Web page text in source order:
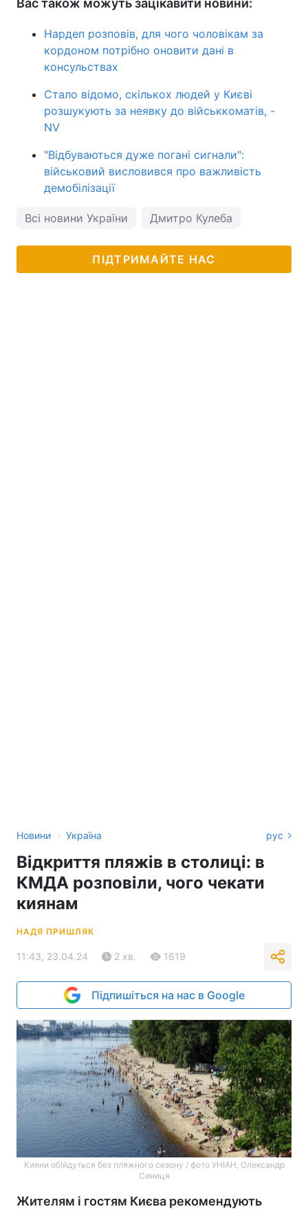
Вас також можуть зацікавити новини:
Нардеп розповів, для чого чоловікам за
кордоном потрібно оновити дані в
консульствах
Стало відомо, скількох людей у Києві
розшукують за неявку до військкоматів, -
NV
"Відбуваються дуже погані сигнали":
військовий висловився про важливість
демобілізації
Всі новини України Дмитро Кулеба
ПІДТРИМАЙТЕ НАС
Новини › Україна рус
Відкриття пляжів в столиці: в
КМДА розповіли, чого чекати
киянам
НАДЯ ПРИШЛЯК
11:43, 23.04.24 2 хв. 1619
Підпишіться на нас в Google
Кияни обійдуться без пляжного сезону / фото УНІАН, Олександр
Синиця
Жителям і гостям Києва рекомендують